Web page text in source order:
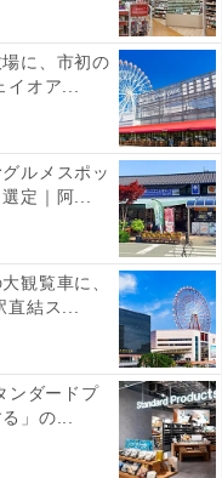
に、市初の
オア...
ルメスポッ
定｜阿...
観覧車に、
結ス...
ンダードプ
」の...